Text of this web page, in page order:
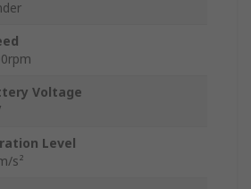
Voltage
Level
s²